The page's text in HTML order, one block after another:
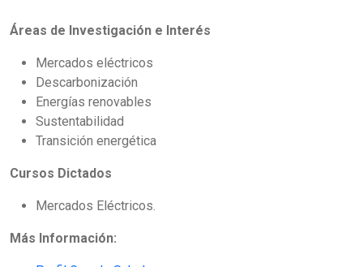
Áreas de Investigación e Interés
Mercados eléctricos
Descarbonización
Energías renovables
Sustentabilidad
Transición energética
Cursos Dictados
Mercados Eléctricos.
Más Información: